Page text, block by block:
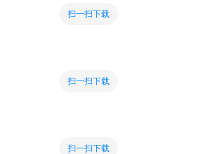
扫一扫下载
扫一扫下载
扫一扫下载